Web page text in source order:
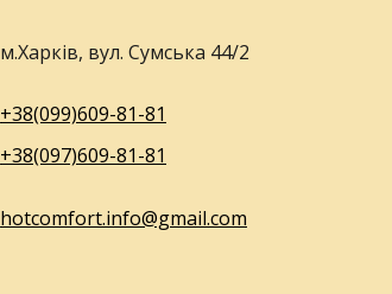
м.Харків, вул. Сумська 44/2
+38(099)609-81-81
+38(097)609-81-81
hotcomfort.info@gmail.com